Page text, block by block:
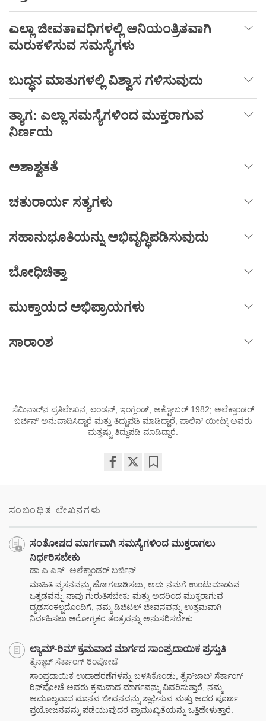
ಎಲ್ಲಾ ಜೀವತಾವಧಿಗಳಲ್ಲಿ ಅನಿಯಂತ್ರಿತವಾಗಿ
ಮರುಕಳಿಸುವ ಸಮಸ್ಯೆಗಳು
ಬುದ್ಧನ ಮಾತುಗಳಲ್ಲಿ ವಿಶ್ವಾಸ ಗಳಿಸುವುದು
ತ್ಯಾಗ: ಎಲ್ಲಾ ಸಮಸ್ಯೆಗಳಿಂದ ಮುಕ್ತರಾಗುವ
ನಿರ್ಣಯ
ಅಶಾಶ್ವತತೆ
ಚತುರಾರ್ಯ ಸತ್ಯಗಳು
ಸಹಾನುಭೂತಿಯನ್ನು ಅಭಿವೃದ್ಧಿಪಡಿಸುವುದು
ಬೋಧಿಚಿತ್ತಾ
ಮುಕ್ತಾಯದ ಅಭಿಪ್ರಾಯಗಳು
ಸಾರಾಂಶ
ಸೆಮಿನಾರ್‌ನ ಪ್ರತಿಲೇಖನ, ಲಂಡನ್, ಇಂಗ್ಲೆಂಡ್, ಅಕ್ಟೋಬರ್ 1982; ಅಲೆಕ್ಸಾಂಡರ್
ಬರ್ಜಿನ್ ಅನುವಾದಿಸಿದ್ದಾರೆ ಮತ್ತು ತಿದ್ದುಪಡಿ ಮಾಡಿದ್ದಾರೆ, ಪಾಲಿನ್ ಯೀಟ್ಸ್ ಅವರು
ಮತ್ತಷ್ಟು ತಿದ್ದುಪಡಿ ಮಾಡಿದ್ದಾರೆ.
ಸಂಬಂಧಿತ ಲೇಖನಗಳು
ಸಂತೋಷದ ಮಾರ್ಗವಾಗಿ ಸಮಸ್ಯೆಗಳಿಂದ ಮುಕ್ತರಾಗಲು
ನಿರ್ಧರಿಸಬೇಕು
ಡಾ.ಎ.ಎಸ್. ಅಲೆಕ್ಸಾಂಡರ್ ಬರ್ಜಿನ್
ಮಾಹಿತಿ ವ್ಯಸನವನ್ನು ಹೋಗಲಾಡಿಸಲು, ಅದು ನಮಗೆ ಉಂಟುಮಾಡುವ
ಒತ್ತಡವನ್ನು ನಾವು ಗುರುತಿಸಬೇಕು ಮತ್ತು ಅದರಿಂದ ಮುಕ್ತರಾಗುವ
ದೃಢಸಂಕಲ್ಪದೊಂದಿಗೆ, ನಮ್ಮ ಡಿಜಿಟಲ್ ಜೀವನವನ್ನು ಉತ್ತಮವಾಗಿ
ನಿರ್ವಹಿಸಲು ಆರೋಗ್ಯಕರ ತಂತ್ರವನ್ನು ಅನುಸರಿಸಬೇಕು.
ಲ್ಯಾಮ್-ರಿಮ್ ಕ್ರಮವಾದ ಮಾರ್ಗದ ಸಾಂಪ್ರದಾಯಿಕ ಪ್ರಸ್ತುತಿ
ತ್ಸೆನ್ಜಾಬ್ ಸೆರ್ಕಾಂಗ್ ರಿಂಪೋಚೆ
ಸಾಂಪ್ರದಾಯಿಕ ಉದಾಹರಣೆಗಳನ್ನು ಬಳಸಿಕೊಂಡು, ತ್ಸೆನ್‌ಜಾಬ್ ಸೆರ್ಕಾಂಗ್
ರಿನ್‌ಪೋಚೆ ಅವರು ಕ್ರಮವಾದ ಮಾರ್ಗವನ್ನು ವಿವರಿಸುತ್ತಾರೆ, ನಮ್ಮ
ಅಮೂಲ್ಯವಾದ ಮಾನವ ಜೀವನವನ್ನು ಶ್ಲಾಘಿಸುವ ಮತ್ತು ಅದರ ಪೂರ್ಣ
ಪ್ರಯೋಜನವನ್ನು ಪಡೆಯುವುದರ ಪ್ರಾಮುಖ್ಯತೆಯನ್ನು ಒತ್ತಿಹೇಳುತ್ತಾರೆ.